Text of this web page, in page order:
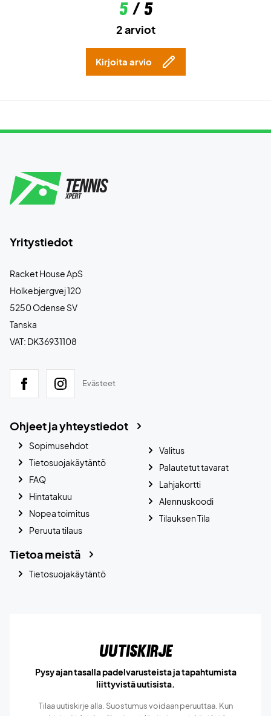
5/ 5
2 arviot
Kirjoita arvio
Yritystiedot
Racket House ApS
Holkebjergvej 120
5250 Odense SV
Tanska
VAT: DK36931108
Evästeet
Ohjeet ja yhteystiedot
Sopimusehdot
Tietosuojakäytäntö
FAQ
Hintatakuu
Nopea toimitus
Peruuta tilaus
Valitus
Palautetut tavarat
Lahjakortti
Alennuskoodi
Tilauksen Tila
Tietoa meistä
Tietosuojakäytäntö
Uutiskirje
Pysy ajan tasalla padelvarusteista ja tapahtumista
liittyvistä uutisista.
Tilaa uutiskirje alla. Suostumus voidaan peruuttaa. Kun